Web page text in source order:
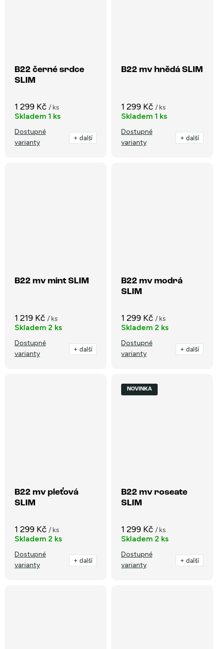
B22 černé srdce
SLIM
1 299 Kč / ks
Skladem 1 ks
Dostupné
varianty
+ další
B22 mv hnědá SLIM
1 299 Kč / ks
Skladem 1 ks
Dostupné
varianty
+ další
B22 mv mint SLIM
1 219 Kč / ks
Skladem 2 ks
Dostupné
varianty
+ další
B22 mv modrá
SLIM
1 299 Kč / ks
Skladem 2 ks
Dostupné
varianty
+ další
B22 mv pleťová
SLIM
1 299 Kč / ks
Skladem 2 ks
Dostupné
varianty
+ další
NOVINKA
B22 mv roseate
SLIM
1 299 Kč / ks
Skladem 2 ks
Dostupné
varianty
+ další